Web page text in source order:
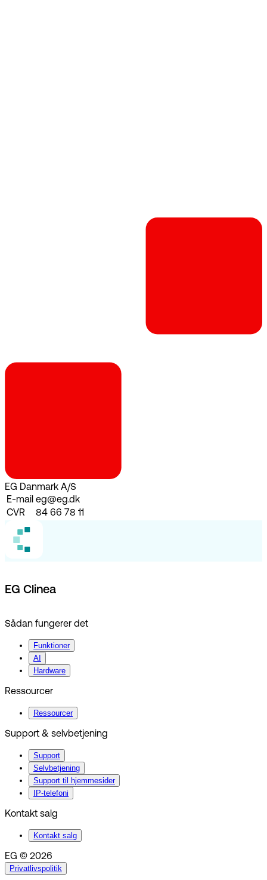
EG Danmark A/S
E-mail eg@eg.dk
CVR
84 66 78 11
EG Clinea
Sådan fungerer det
Funktioner
AI
Hardware
Ressourcer
Ressourcer
Support & selvbetjening
Support
Selvbetjening
Support til hjemmesider
IP-telefoni
Kontakt salg
Kontakt salg
EG © 2026
Privatlivspolitik